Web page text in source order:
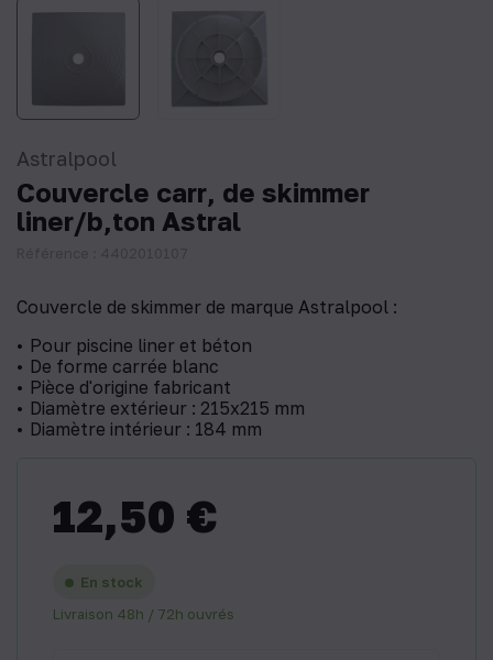
Astralpool
Couvercle carr‚ de skimmer
liner/b‚ton Astral
Couvercle de skimmer de marque Astralpool :
Pour piscine liner et béton
De forme carrée blanc
Pièce d'origine fabricant
Diamètre extérieur : 215x215 mm
Diamètre intérieur : 184 mm
12,50 €
En stock
Livraison 48h / 72h ouvrés